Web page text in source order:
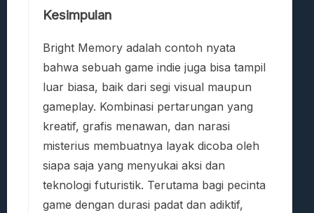
Kesimpulan
Bright Memory adalah contoh nyata
bahwa sebuah game indie juga bisa tampil
luar biasa, baik dari segi visual maupun
gameplay. Kombinasi pertarungan yang
kreatif, grafis menawan, dan narasi
misterius membuatnya layak dicoba oleh
siapa saja yang menyukai aksi dan
teknologi futuristik. Terutama bagi pecinta
game dengan durasi padat dan adiktif,